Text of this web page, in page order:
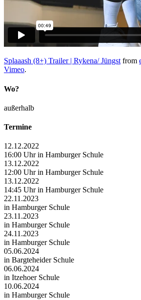
Splaaash (8+) Trailer | Rykena/ Jüngst from
Vimeo.
Wo?
außerhalb
Termine
12.12.2022
16:00 Uhr in Hamburger Schule
13.12.2022
12:00 Uhr in Hamburger Schule
13.12.2022
14:45 Uhr in Hamburger Schule
22.11.2023
in Hamburger Schule
23.11.2023
in Hamburger Schule
24.11.2023
in Hamburger Schule
05.06.2024
in Bargteheider Schule
06.06.2024
in Itzehoer Schule
10.06.2024
in Hamburger Schule